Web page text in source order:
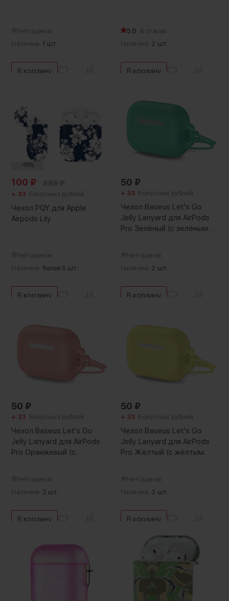
Нет оценок
Наличие: 1 шт.
В корзину
5.0 4 отзыва
Наличие: 2 шт.
В корзину
-69%
100 ₽
+ 33 Бонусных рублей
Чехол PQY для Apple
Airpods Lily
Нет оценок
Наличие: более 5 шт.
В корзину
50 ₽
+ 33 Бонусных рублей
Чехол Baseus Let's Go
Jelly Lanyard для AirPods
Pro Зелёный (с зелёным
Нет оценок
Наличие: 2 шт.
В корзину
50 ₽
+ 33 Бонусных рублей
Чехол Baseus Let's Go
Jelly Lanyard для AirPods
Pro Оранжевый (с
Нет оценок
Наличие: 2 шт.
В корзину
50 ₽
+ 33 Бонусных рублей
Чехол Baseus Let's Go
Jelly Lanyard для AirPods
Pro Жёлтый (с жёлтым
Нет оценок
Наличие: 3 шт.
В корзину